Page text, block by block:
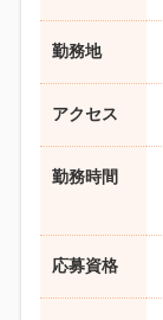
勤務地
アクセス
勤務時間
応募資格